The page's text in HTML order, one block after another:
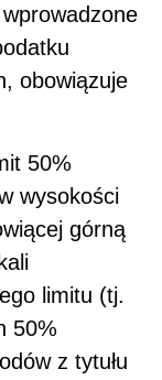
obowiązuje
50%
wysokości
górną
limitu (tj.
50%
z tytułu